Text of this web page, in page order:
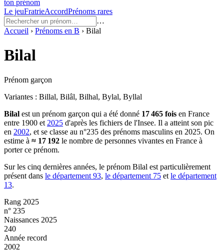
ton prénom
Le jeuFratrieAccordPrénoms rares
…
Accueil › Prénoms en B › Bilal
Bilal
Prénom garçon
Variantes : Billal, Bilâl, Bilhal, Bylal, Byllal
Bilal est un prénom garçon qui a été donné 17 465 fois en France
entre 1900 et 2025 d'après les fichiers de l'Insee. Il a atteint son pic
en 2002, et se classe au n°235 des prénoms masculins en 2025. On
estime à ≈ 17 192 le nombre de personnes vivantes en France à
porter ce prénom.
Sur les cinq dernières années, le prénom Bilal est particulièrement
présent dans le département 93, le département 75 et le département
13.
Rang 2025
n° 235
Naissances 2025
240
Année record
2002